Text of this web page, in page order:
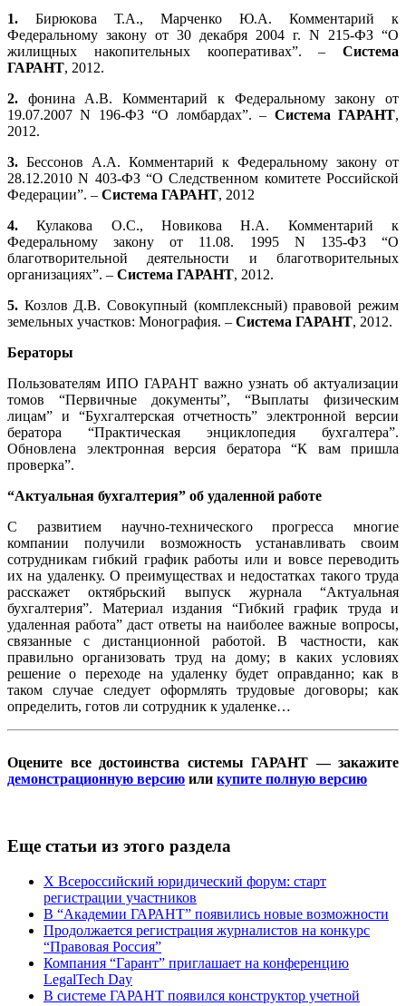
1. Бирюкова Т.А., Марченко Ю.А. Комментарий к
Федеральному закону от 30 декабря 2004 г. N 215-ФЗ “О
жилищных накопительных кооперативах”. – Система
ГАРАНТ, 2012.
2. фонина А.В. Комментарий к Федеральному закону от
19.07.2007 N 196-ФЗ “О ломбардах”. – Система ГАРАНТ,
2012.
3. Бессонов А.А. Комментарий к Федеральному закону от
28.12.2010 N 403-ФЗ “О Следственном комитете Российской
Федерации”. – Система ГАРАНТ, 2012
4. Кулакова О.С., Новикова Н.А. Комментарий к
Федеральному закону от 11.08. 1995 N 135-ФЗ “О
благотворительной деятельности и благотворительных
организациях”. – Система ГАРАНТ, 2012.
5. Козлов Д.В. Совокупный (комплексный) правовой режим
земельных участков: Монография. – Система ГАРАНТ, 2012.
Бераторы
Пользователям ИПО ГАРАНТ важно узнать об актуализации
томов “Первичные документы”, “Выплаты физическим
лицам” и “Бухгалтерская отчетность” электронной версии
бератора “Практическая энциклопедия бухгалтера”.
Обновлена электронная версия бератора “К вам пришла
проверка”.
“Актуальная бухгалтерия” об удаленной работе
С развитием научно-технического прогресса многие
компании получили возможность устанавливать своим
сотрудникам гибкий график работы или и вовсе переводить
их на удаленку. О преимуществах и недостатках такого труда
расскажет октябрьский выпуск журнала “Актуальная
бухгалтерия”. Материал издания “Гибкий график труда и
удаленная работа” даст ответы на наиболее важные вопросы,
связанные с дистанционной работой. В частности, как
правильно организовать труд на дому; в каких условиях
решение о переходе на удаленку будет оправданно; как в
таком случае следует оформлять трудовые договоры; как
определить, готов ли сотрудник к удаленке…
Оцените все достоинства системы ГАРАНТ — закажите
демонстрационную версию или купите полную версию
Еще статьи из этого раздела
X Всероссийский юридический форум: старт
регистрации участников
В “Академии ГАРАНТ” появились новые возможности
Продолжается регистрация журналистов на конкурс
“Правовая Россия”
Компания “Гарант” приглашает на конференцию
LegalTech Day
В системе ГАРАНТ появился конструктор учетной